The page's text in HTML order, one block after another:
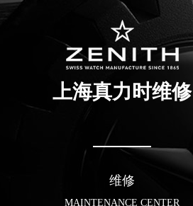
上海真力时维修
维修
MAINTENANCE CENTER